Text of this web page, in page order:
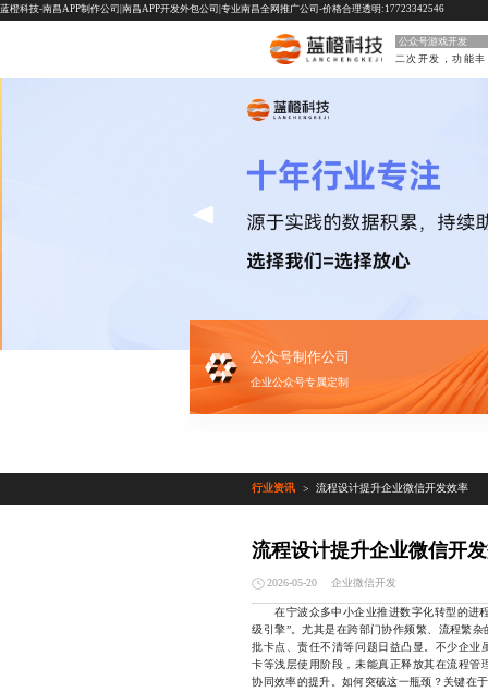
蓝橙科技-南昌APP制作公司|南昌APP开发外包公司|专业南昌全网推广公司-价格合理透明:17723342546
公众号游戏开发
公众号制作公司
企业公众号专属定制
行业资讯 > 流程设计提升企业微信开发效率
流程设计提升企业微信开
2026-05-20 企业微信开发
在宁波众多中小企业推进数字化转型的进
级引擎”。尤其是在跨部门协作频繁、流程繁
批卡点、责任不清等问题日益凸显。不少企
卡等浅层使用阶段，未能真正释放其在流程
协同效率的提升。如何突破这一瓶颈？关键在